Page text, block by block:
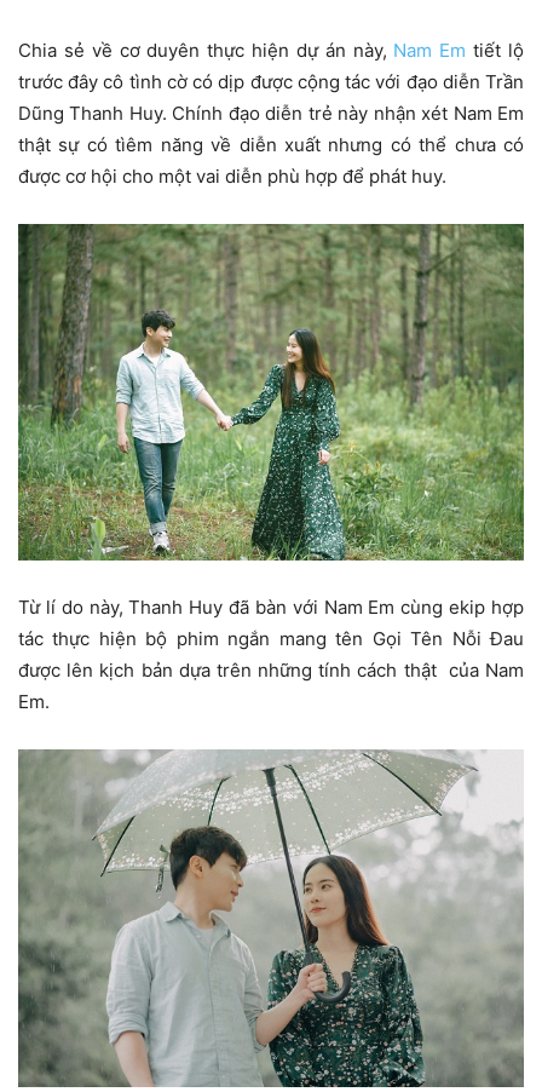
Chia sẻ về cơ duyên thực hiện dự án này, Nam Em tiết lộ
trước đây cô tình cờ có dịp được cộng tác với đạo diễn Trần
Dũng Thanh Huy. Chính đạo diễn trẻ này nhận xét Nam Em
thật sự có tìêm năng về diễn xuất nhưng có thể chưa có
được cơ hội cho một vai diễn phù hợp để phát huy.
Từ lí do này, Thanh Huy đã bàn với Nam Em cùng ekip hợp
tác thực hiện bộ phim ngắn mang tên Gọi Tên Nỗi Đau
được lên kịch bản dựa trên những tính cách thật của Nam
Em.